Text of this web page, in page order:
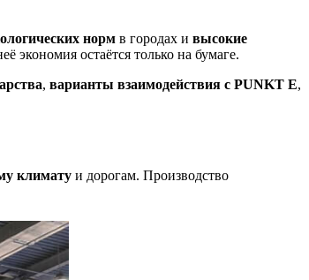
норм в городах и высокие
экономия остаётся только на бумаге.
, варианты взаимодействия с PUNKT E,
климату и дорогам. Производство